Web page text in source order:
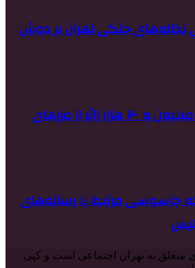
تنیِ نخاله‌های جنگی تهران بر دوشِ
تردد بیش از یک میلیون و ۲۰۰ هزار زائر از مرزهای
جاسوسی مرتبط با رسانه‌های
متعلق به تهران اجتماعی است و کپی